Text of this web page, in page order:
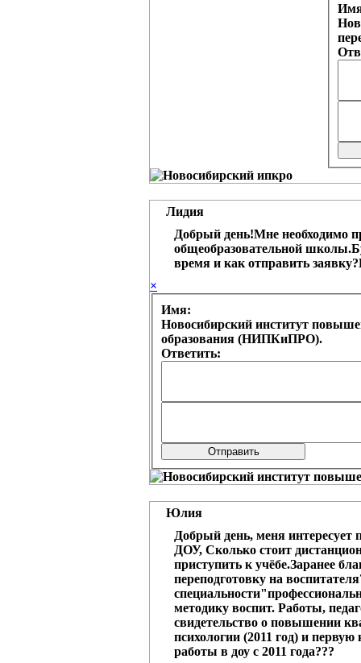
Лидия
Добрый день!Мне необходимо
общеобразовательной
время и как отправить
×
Имя:
Новосибирский институт
образования (НИПКиПРО).
Ответить:
Юлия
Добрый день, меня интересует
ДОУ, Сколько стоит
приступить к учёбе.Заранее
переподготовку на
методику воспит. Работы,
свидетельство о повышении
психологии (2011 год) и
работы в доу с 2011 года???